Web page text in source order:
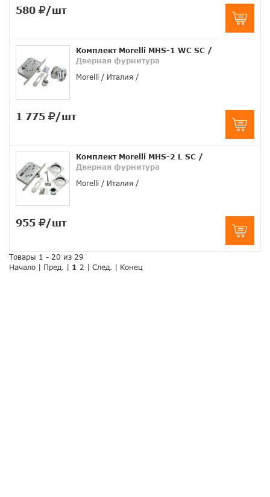
580 /шт
Комплект Morelli MHS-1 WC SC /
Дверная фурнитура
Morelli
Италия
1 775 /шт
Комплект Morelli MHS-2 L SC /
Дверная фурнитура
Morelli
Италия
955 /шт
Товары 1 - 20 из 29
Начало | Пред. | 1 2 | След. | Конец